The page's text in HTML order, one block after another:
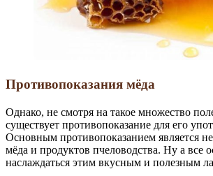
Противопоказания мёда
Однако, не смотря на такое множество
существует противопоказание для его
Основным противопоказанием является
мёда и продуктов пчеловодства. Ну а все
наслаждаться этим вкусным и полезным